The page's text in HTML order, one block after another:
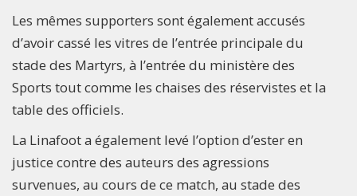
Les mêmes supporters sont également accusés
d’avoir cassé les vitres de l’entrée principale du
stade des Martyrs, à l’entrée du ministère des
Sports tout comme les chaises des réservistes et la
table des officiels.
La Linafoot a également levé l’option d’ester en
justice contre des auteurs des agressions
survenues, au cours de ce match, au stade des